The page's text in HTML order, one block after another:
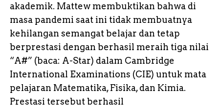
akademik. Mattew membuktikan bahwa di
masa pandemi saat ini tidak membuatnya
kehilangan semangat belajar dan tetap
berprestasi dengan berhasil meraih tiga nilai
“A#” (baca: A-Star) dalam Cambridge
International Examinations (CIE) untuk mata
pelajaran Matematika, Fisika, dan Kimia.
Prestasi tersebut berhasil